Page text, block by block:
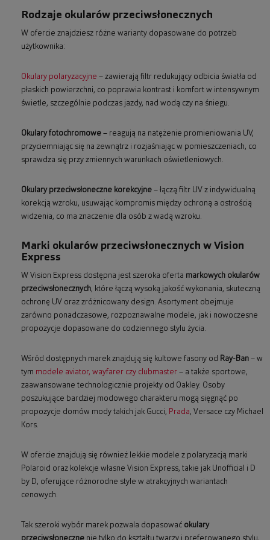
Rodzaje okularów przeciwsłonecznych
W ofercie znajdziesz różne warianty dopasowane do potrzeb
użytkownika:
Okulary polaryzacyjne – zawierają filtr redukujący odbicia światła od
płaskich powierzchni, co poprawia kontrast i komfort w intensywnym
świetle, szczególnie podczas jazdy, nad wodą czy na śniegu.
Okulary fotochromowe – reagują na natężenie promieniowania UV,
przyciemniając się na zewnątrz i rozjaśniając w pomieszczeniach, co
sprawdza się przy zmiennych warunkach oświetleniowych.
Okulary przeciwsłoneczne korekcyjne – łączą filtr UV z indywidualną
korekcją wzroku, usuwając kompromis między ochroną a ostrością
widzenia, co ma znaczenie dla osób z wadą wzroku.
Marki okularów przeciwsłonecznych w Vision
Express
W Vision Express dostępna jest szeroka oferta markowych okularów
przeciwsłonecznych, które łączą wysoką jakość wykonania, skuteczną
ochronę UV oraz zróżnicowany design. Asortyment obejmuje
zarówno ponadczasowe, rozpoznawalne modele, jak i nowoczesne
propozycje dopasowane do codziennego stylu życia.
Wśród dostępnych marek znajdują się kultowe fasony od Ray-Ban – w
tym modele aviator, wayfarer czy clubmaster – a także sportowe,
zaawansowane technologicznie projekty od Oakley. Osoby
poszukujące bardziej modowego charakteru mogą sięgnąć po
propozycje domów mody takich jak Gucci, Prada, Versace czy Michael
Kors.
W ofercie znajdują się również lekkie modele z polaryzacją marki
Polaroid oraz kolekcje własne Vision Express, takie jak Unofficial i D
by D, oferujące różnorodne style w atrakcyjnych wariantach
cenowych.
Tak szeroki wybór marek pozwala dopasować okulary
przeciwsłoneczne nie tylko do kształtu twarzy i preferowanego stylu,